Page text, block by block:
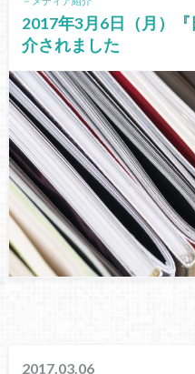
2017年3月6日（月）
介されました
2017.03.06